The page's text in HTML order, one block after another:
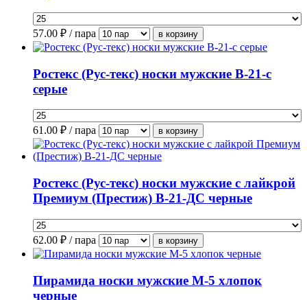
57.00 ₽ / пара
Ростекс (Рус-текс) носки мужские В-21-с
серые
61.00 ₽ / пара
Ростекс (Рус-текс) носки мужские с лайкрой
Премиум (Престиж) В-21-ДС черные
62.00 ₽ / пара
Пирамида носки мужские М-5 хлопок
черные